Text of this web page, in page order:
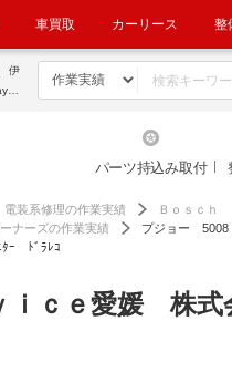
車買取 カーリース 整
伊
D
パーツ持込み取付
電装系修理の作業実績
Ｂｏｓｃｈ
ナーズの作業実績
プジョー
ｰ ﾄﾞﾗﾚｺ
ｉｃｅ愛媛 株